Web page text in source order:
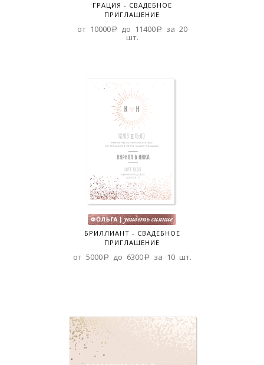
ГРАЦИЯ - СВАДЕБНОЕ
ПРИГЛАШЕНИЕ
от 10000a до 11400a за 20
шт.
БРИЛЛИАНТ - СВАДЕБНОЕ
ПРИГЛАШЕНИЕ
от 5000a до 6300a за 10 шт.